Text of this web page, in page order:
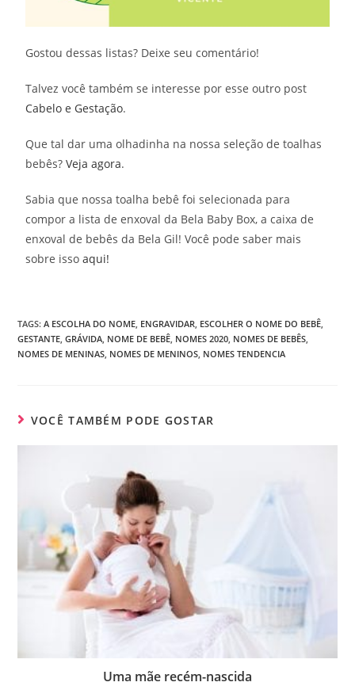
Gostou dessas listas? Deixe seu comentário!
Talvez você também se interesse por esse outro post
Cabelo e Gestação.
Que tal dar uma olhadinha na nossa seleção de toalhas
bebês?Veja agora.
Sabia que nossa toalha bebê foi selecionada para
compor a lista de enxoval da Bela Baby Box, a caixa de
enxoval de bebês da Bela Gil! Você pode saber mais
sobre issoaqui!
TAGS:A ESCOLHA DO NOME ENGRAVIDAR ESCOLHER O NOME DO BEBÊ
GESTANTE GRÁVIDA NOME DE BEBÊ NOMES 2020 NOMES DE BEBÊS
NOMES DE MENINAS NOMES DE MENINOS NOMES TENDENCIA
VOCÊ TAMBÉM PODE GOSTAR
Uma mãe recém-nascida